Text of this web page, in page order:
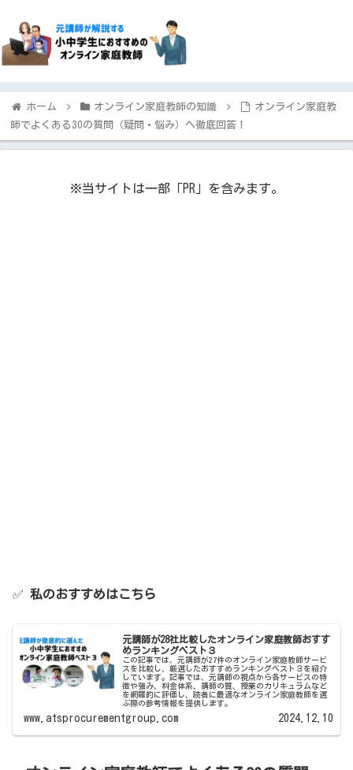
ホーム オンライン家庭教師の知識
オンライン家庭教
師でよくある30の質問（疑問・悩み）へ徹底回答！
※当サイトは一部「PR」を含みます。
✅ 私のおすすめはこちら
元講師が28社比較したオンライン家庭教師おすす
めランキングベスト３
この記事では、元講師が27件のオンライン家庭教師サービ
スを比較し、厳選したおすすめランキングベスト３を紹介
しています。記事では、元講師の視点から各サービスの特
徴や強み、料金体系、講師の質、授業のカリキュラムなど
を網羅的に評価し、読者に最適なオンライン家庭教師を選
ぶ際の参考情報を提供します。
www.atsprocurementgroup.com 2024.12.10